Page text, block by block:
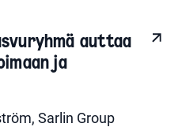
auttaa
ja
Sarlin Group